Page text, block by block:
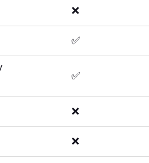
❌
✅
✅
❌
❌